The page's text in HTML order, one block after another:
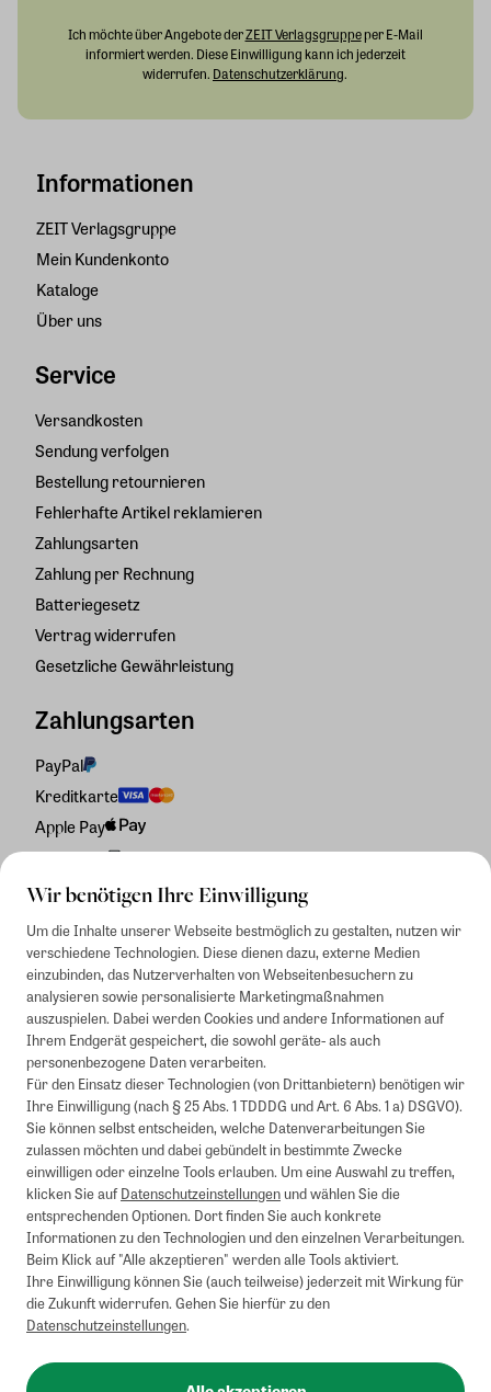
Wir benötigen Ihre Einwilligung
Um die Inhalte unserer Webseite bestmöglich zu gestalten, nutzen wir
verschiedene Technologien. Diese dienen dazu, externe Medien
einzubinden, das Nutzerverhalten von Webseitenbesuchern zu
analysieren sowie personalisierte Marketingmaßnahmen
auszuspielen. Dabei werden Cookies und andere Informationen auf
Ihrem Endgerät gespeichert, die sowohl geräte- als auch
personenbezogene Daten verarbeiten.
Für den Einsatz dieser Technologien (von Drittanbietern) benötigen wir
Ihre Einwilligung (nach § 25 Abs. 1 TDDDG und Art. 6 Abs. 1 a) DSGVO).
Sie können selbst entscheiden, welche Datenverarbeitungen Sie
zulassen möchten und dabei gebündelt in bestimmte Zwecke
einwilligen oder einzelne Tools erlauben. Um eine Auswahl zu treffen,
klicken Sie aufDatenschutzeinstellungenund wählen Sie die
entsprechenden Optionen. Dort finden Sie auch konkrete
Informationen zu den Technologien und den einzelnen Verarbeitungen.
Beim Klick auf "Alle akzeptieren" werden alle Tools aktiviert.
Ihre Einwilligung können Sie (auch teilweise) jederzeit mit Wirkung für
die Zukunft widerrufen. Gehen Sie hierfür zu den
Datenschutzeinstellungen.
Informationen
ZEIT Verlagsgruppe
Mein Kundenkonto
Kataloge
Über uns
Service
Versandkosten
Sendung verfolgen
Bestellung retournieren
Fehlerhafte Artikel reklamieren
Zahlungsarten
Zahlung per Rechnung
Batteriegesetz
Vertrag widerrufen
Gesetzliche Gewährleistung
Zahlungsarten
PayPal
Kreditkarte
Apple Pay
Rechnung
Ich möchte über Angebote derZEIT Verlagsgruppeper E-Mail
informiert werden. Diese Einwilligung kann ich jederzeit
widerrufen. Datenschutzerklärung.